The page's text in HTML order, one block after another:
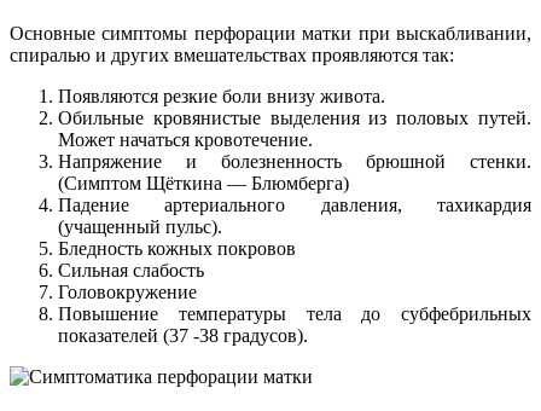
Основные симптомы перфорации матки при выскабливании,
спиралью и других вмешательствах проявляются так:
Появляются резкие боли внизу живота.
Обильные кровянистые выделения из половых путей.
Может начаться кровотечение.
Напряжение и болезненность брюшной стенки.
(Симптом Щёткина — Блюмберга)
Падение артериального давления, тахикардия
(учащенный пульс).
Бледность кожных покровов
Сильная слабость
Головокружение
Повышение температуры тела до субфебрильных
показателей (37 -38 градусов).